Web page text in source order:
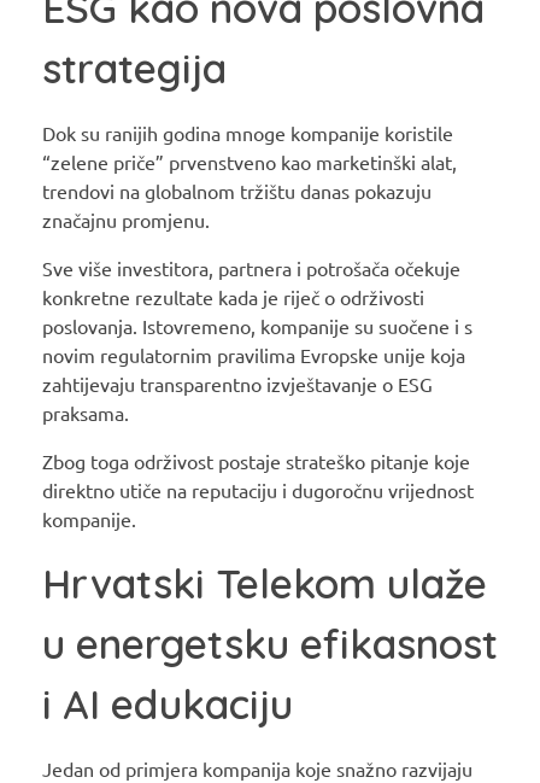
strategija
Dok su ranijih godina mnoge kompanije koristile
“zelene priče” prvenstveno kao marketinški alat,
trendovi na globalnom tržištu danas pokazuju
značajnu promjenu.
Sve više investitora, partnera i potrošača očekuje
konkretne rezultate kada je riječ o održivosti
poslovanja. Istovremeno, kompanije su suočene i s
novim regulatornim pravilima Evropske unije koja
zahtijevaju transparentno izvještavanje o ESG
praksama.
Zbog toga održivost postaje strateško pitanje koje
direktno utiče na reputaciju i dugoročnu vrijednost
kompanije.
Hrvatski Telekom ulaže
u energetsku efikasnost
i AI edukaciju
Jedan od primjera kompanija koje snažno razvijaju